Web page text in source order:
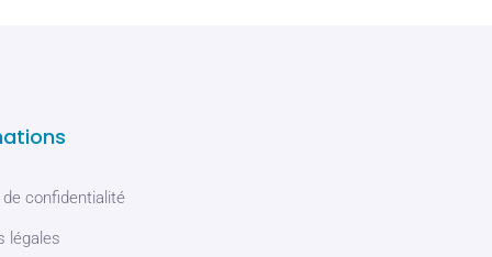
de confidentialité
légales